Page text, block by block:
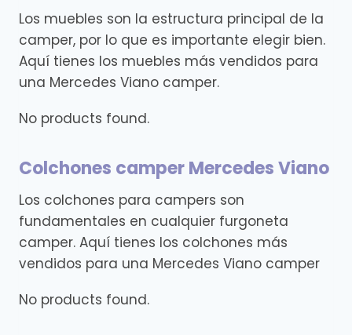
Los muebles son la estructura principal de la
camper, por lo que es importante elegir bien.
Aquí tienes los muebles más vendidos para
una Mercedes Viano camper.
No products found.
Colchones camper Mercedes Viano
Los colchones para campers son
fundamentales en cualquier furgoneta
camper. Aquí tienes los colchones más
vendidos para una Mercedes Viano camper
No products found.